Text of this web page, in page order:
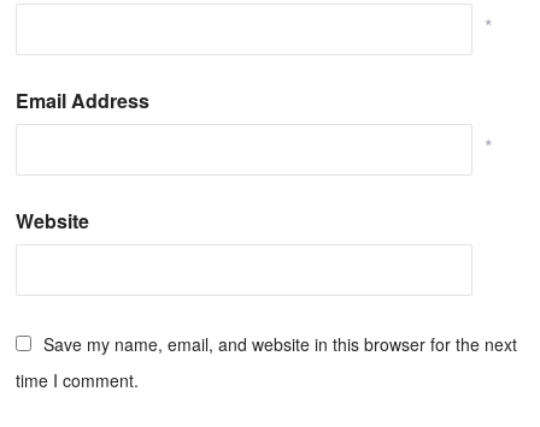
*
Email Address
*
Website
Save my name, email, and website in this browser for the next
time I comment.